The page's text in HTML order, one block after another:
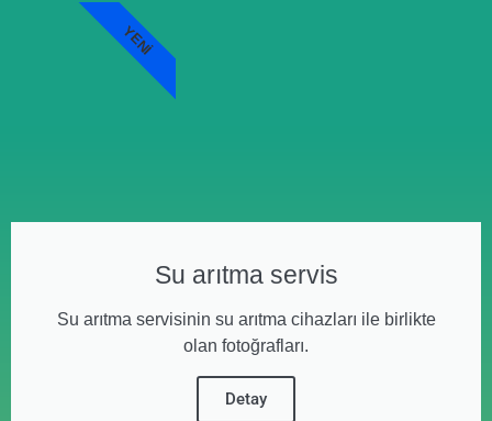
Su arıtma servis
Su arıtma servisinin su arıtma cihazları ile birlikte
olan fotoğrafları.
Detay
YENI